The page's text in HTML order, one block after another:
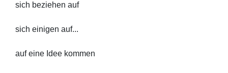
sich beziehen auf
sich einigen auf...
auf eine Idee kommen